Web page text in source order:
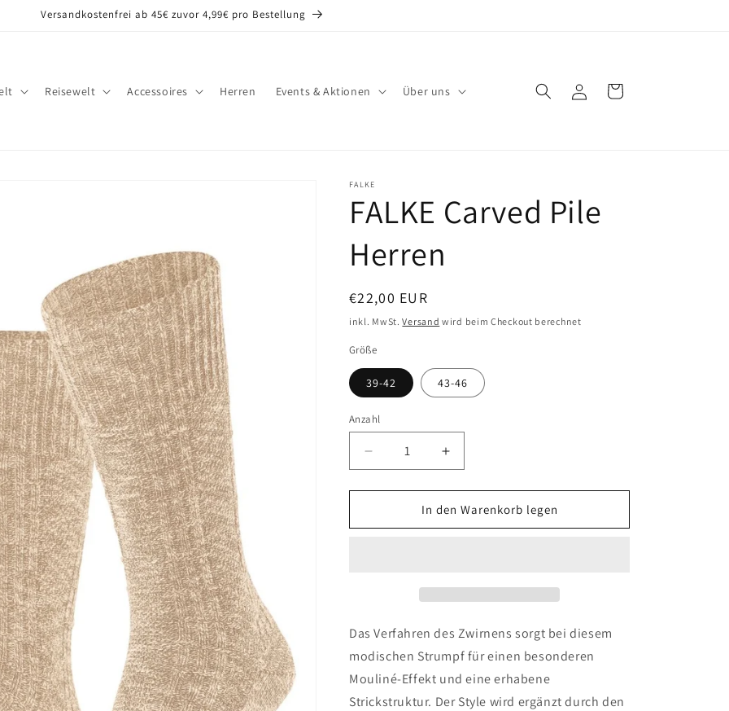
Versandkostenfrei ab 45€ zuvor 4,99€ pro Bestellung
Reisewelt Accessoires Herren Events & Aktionen Über uns EinloggenWarenkorb
FALKE
FALKE Carved Pile
Herren
Normaler
Preis
€22,00 EUR
inkl. MwSt.Versand wird beim Checkout berechnet
Größe
39-42 43-46
Anzahl
Verringere
die
Menge
FALKE
Erhöhe
die
Menge
für
FALKE
In den Warenkorb legen
Das Verfahren des Zwirnens sorgt bei diesem
modischen Strumpf für einen besonderen
Mouliné-Effekt und eine erhabene
Strickstruktur. Der Style wird ergänzt durch den